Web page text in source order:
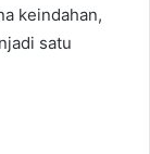
keindahan,
satu